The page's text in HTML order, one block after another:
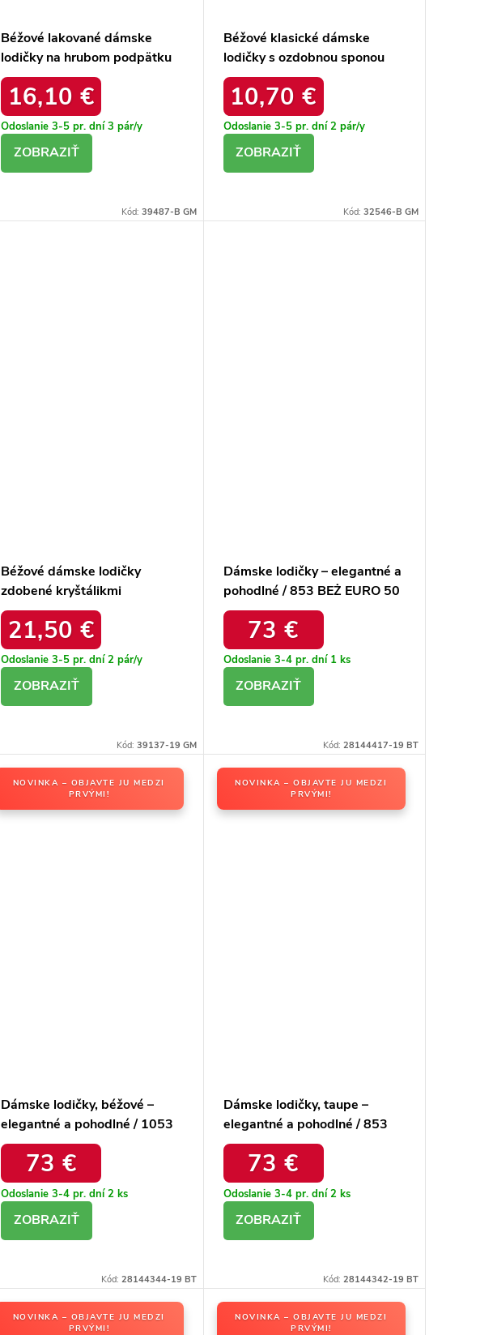
Béžové lakované dámske
lodičky na hrubom podpätku
Mia CL012 BEIGE
16,10 €
Odoslanie 3-5 pr. dní3 pár/y
Kód: 39487-B GM
Béžové klasické dámske
lodičky s ozdobnou sponou
Helli QQ401 BEIGE
10,70 €
Odoslanie 3-5 pr. dní2 pár/y
Kód: 32546-B GM
Béžové dámske lodičky
zdobené kryštálikmi
Bernadetta B8330-4
CHAMPAGNE
21,50 €
Odoslanie 3-5 pr. dní2 pár/y
Kód: 39137-19 GM
Dámske lodičky – elegantné a
pohodlné / 853 BEŻ EURO 50
73 €
Odoslanie 3-4 pr. dní 1 ks
Kód: 28144417-19 BT
NOVINKA – OBJAVTE JU MEDZI
PRVÝMI!
Dámske lodičky, béžové –
elegantné a pohodlné / 1053
BEŻ EURO 50
73 €
Odoslanie 3-4 pr. dní2 ks
Kód: 28144344-19 BT
NOVINKA – OBJAVTE JU MEDZI
PRVÝMI!
Dámske lodičky, taupe –
elegantné a pohodlné / 853
TAUPE BRV
73 €
Odoslanie 3-4 pr. dní2 ks
Kód: 28144342-19 BT
NOVINKA – OBJAVTE JU MEDZI
PRVÝMI!
NOVINKA – OBJAVTE JU MEDZI
PRVÝMI!